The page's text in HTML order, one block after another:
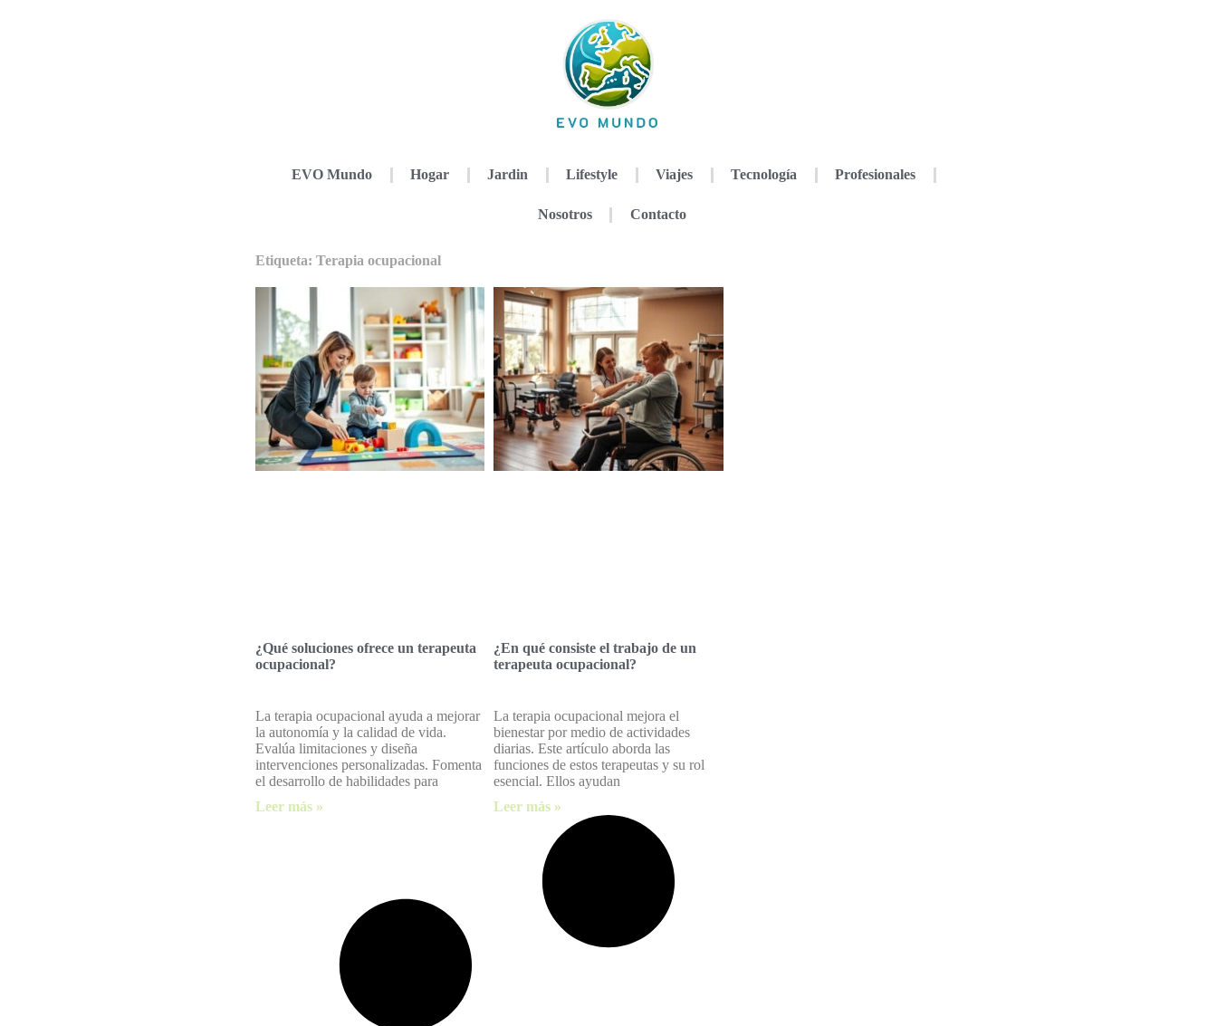
EVO Mundo Hogar Jardin Lifestyle Viajes Tecnología Profesionales
Nosotros Contacto
Etiqueta: Terapia ocupacional
¿Qué soluciones ofrece un terapeuta
ocupacional?
La terapia ocupacional ayuda a mejorar
la autonomía y la calidad de vida.
Evalúa limitaciones y diseña
intervenciones personalizadas. Fomenta
el desarrollo de habilidades para
Leer más »
¿En qué consiste el trabajo de un
terapeuta ocupacional?
La terapia ocupacional mejora el
bienestar por medio de actividades
diarias. Este artículo aborda las
funciones de estos terapeutas y su rol
esencial. Ellos ayudan
Leer más »